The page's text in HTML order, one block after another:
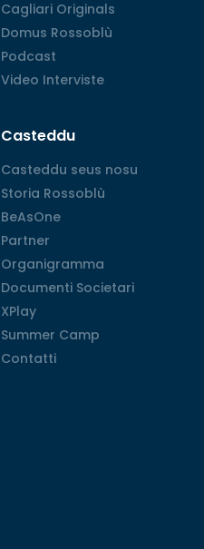
Cagliari Originals
Cagliari Originals
Domus Rossoblù
Domus Rossoblù
Podcast
Podcast
Video Interviste
Video Interviste
Casteddu
Casteddu seus nosu
Casteddu seus nosu
Storia Rossoblù
Storia Rossoblù
BeAsOne
BeAsOne
Partner
Partner
Organigramma
Organigramma
Documenti Societari
Documenti Societari
XPlay
XPlay
Summer Camp
Summer Camp
Contatti
Contatti